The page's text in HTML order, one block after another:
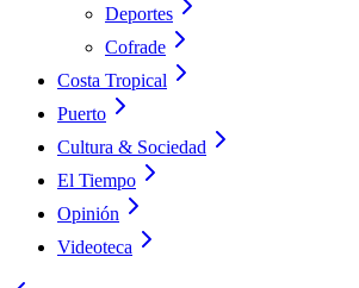
Deportes
Cofrade
Costa Tropical
Puerto
Cultura & Sociedad
El Tiempo
Opinión
Videoteca